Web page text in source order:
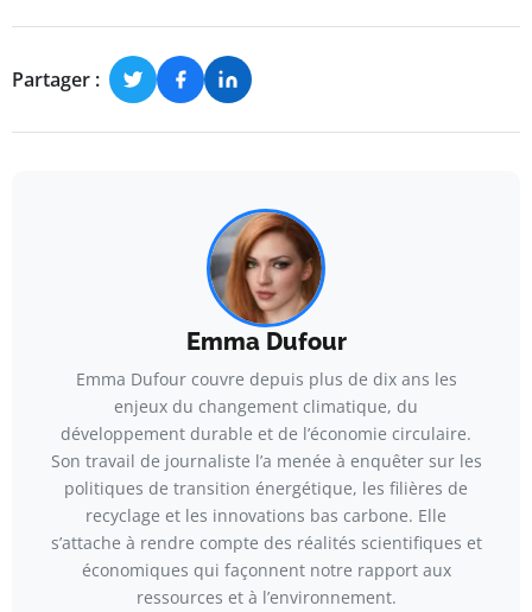
Partager :
Emma Dufour
Emma Dufour couvre depuis plus de dix ans les
enjeux du changement climatique, du
développement durable et de l’économie circulaire.
Son travail de journaliste l’a menée à enquêter sur les
politiques de transition énergétique, les filières de
recyclage et les innovations bas carbone. Elle
s’attache à rendre compte des réalités scientifiques et
économiques qui façonnent notre rapport aux
ressources et à l’environnement.